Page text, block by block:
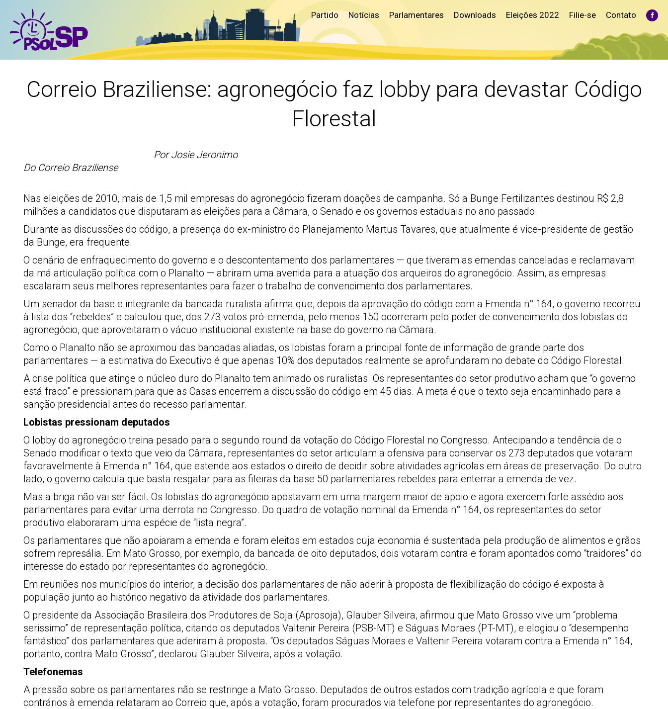
Partido Notícias Parlamentares Downloads Eleições 2022 Filie-se Contato
Correio Braziliense: agronegócio faz lobby para devastar Código
Florestal
Por Josie Jeronimo
Do Correio Braziliense
Nas eleições de 2010, mais de 1,5 mil empresas do agronegócio fizeram doações de campanha. Só a Bunge Fertilizantes destinou R$ 2,8
milhões a candidatos que disputaram as eleições para a Câmara, o Senado e os governos estaduais no ano passado.
Durante as discussões do código, a presença do ex-ministro do Planejamento Martus Tavares, que atualmente é vice-presidente de gestão
da Bunge, era frequente.
O cenário de enfraquecimento do governo e o descontentamento dos parlamentares — que tiveram as emendas canceladas e reclamavam
da má articulação política com o Planalto — abriram uma avenida para a atuação dos arqueiros do agronegócio. Assim, as empresas
escalaram seus melhores representantes para fazer o trabalho de convencimento dos parlamentares.
Um senador da base e integrante da bancada ruralista afirma que, depois da aprovação do código com a Emenda n° 164, o governo recorreu
à lista dos “rebeldes” e calculou que, dos 273 votos pró-emenda, pelo menos 150 ocorreram pelo poder de convencimento dos lobistas do
agronegócio, que aproveitaram o vácuo institucional existente na base do governo na Câmara.
Como o Planalto não se aproximou das bancadas aliadas, os lobistas foram a principal fonte de informação de grande parte dos
parlamentares — a estimativa do Executivo é que apenas 10% dos deputados realmente se aprofundaram no debate do Código Florestal.
A crise política que atinge o núcleo duro do Planalto tem animado os ruralistas. Os representantes do setor produtivo acham que “o governo
está fraco” e pressionam para que as Casas encerrem a discussão do código em 45 dias. A meta é que o texto seja encaminhado para a
sanção presidencial antes do recesso parlamentar.
Lobistas pressionam deputados
O lobby do agronegócio treina pesado para o segundo round da votação do Código Florestal no Congresso. Antecipando a tendência de o
Senado modificar o texto que veio da Câmara, representantes do setor articulam a ofensiva para conservar os 273 deputados que votaram
favoravelmente à Emenda n° 164, que estende aos estados o direito de decidir sobre atividades agrícolas em áreas de preservação. Do outro
lado, o governo calcula que basta resgatar para as fileiras da base 50 parlamentares rebeldes para enterrar a emenda de vez.
Mas a briga não vai ser fácil. Os lobistas do agronegócio apostavam em uma margem maior de apoio e agora exercem forte assédio aos
parlamentares para evitar uma derrota no Congresso. Do quadro de votação nominal da Emenda n° 164, os representantes do setor
produtivo elaboraram uma espécie de “lista negra”.
Os parlamentares que não apoiaram a emenda e foram eleitos em estados cuja economia é sustentada pela produção de alimentos e grãos
sofrem represália. Em Mato Grosso, por exemplo, da bancada de oito deputados, dois votaram contra e foram apontados como “traidores” do
interesse do estado por representantes do agronegócio.
Em reuniões nos municípios do interior, a decisão dos parlamentares de não aderir à proposta de flexibilização do código é exposta à
população junto ao histórico negativo da atividade dos parlamentares.
O presidente da Associação Brasileira dos Produtores de Soja (Aprosoja), Glauber Silveira, afirmou que Mato Grosso vive um “problema
serissimo” de representação política, citando os deputados Valtenir Pereira (PSB-MT) e Ságuas Moraes (PT-MT), e elogiou o “desempenho
fantástico” dos parlamentares que aderiram à proposta. “Os deputados Ságuas Moraes e Valtenir Pereira votaram contra a Emenda n° 164,
portanto, contra Mato Grosso”, declarou Glauber Silveira, após a votação.
Telefonemas
A pressão sobre os parlamentares não se restringe a Mato Grosso. Deputados de outros estados com tradição agrícola e que foram
contrários à emenda relataram ao Correio que, após a votação, foram procurados via telefone por representantes do agronegócio.